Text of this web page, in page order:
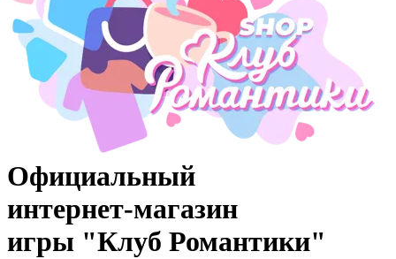
Официальный
интернет‑магазин
игры "Клуб Романтики"